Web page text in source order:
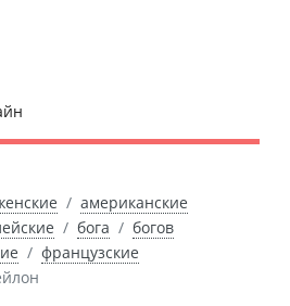
американские
бога
богов
французские